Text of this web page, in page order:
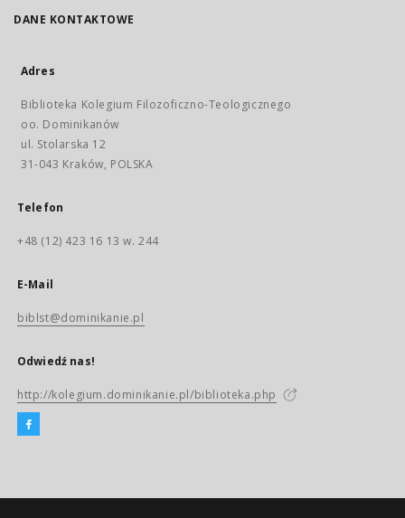
DANE KONTAKTOWE
Adres
Biblioteka Kolegium Filozoficzno-Teologicznego
oo. Dominikanów
ul. Stolarska 12
31-043 Kraków, POLSKA
Telefon
+48 (12) 423 16 13 w. 244
E-Mail
biblst@dominikanie.pl
Odwiedź nas!
http://kolegium.dominikanie.pl/biblioteka.php